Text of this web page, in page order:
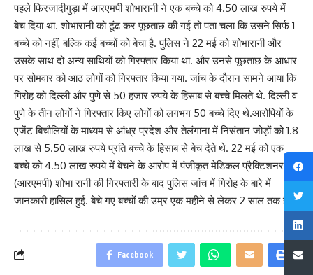
पहले फिरजादीगुड़ा में आरएमपी शोभारानी ने एक बच्चे को 4.50 लाख रुपये में
बेच दिया था. शोभारानी को ढूंढ कर पूछताछ की गई तो पता चला कि उसने सिर्फ 1
बच्चे को नहीं, बल्कि कई बच्चों को बेचा है. पुलिस ने 22 मई को शोभारानी और
उसके साथ दो अन्य साथियों को गिरफ्तार किया था. और उनसे पूछताछ के आधार
पर सोमवार को आठ लोगों को गिरफ्तार किया गया. जांच के दौरान सामने आया कि
गिरोह को दिल्ली और पुणे से 50 हजार रुपये के हिसाब से बच्चे मिलते थे. दिल्ली व
पुणे के तीन लोगों ने गिरफ्तार किए लोगों को लगभग 50 बच्चे दिए थे.आरोपियों के
एजेंट बिचौलियों के माध्यम से आंध्र प्रदेश और तेलंगाना में निसंतान जोड़ों को 1.8
लाख से 5.50 लाख रुपये प्रति बच्चे के हिसाब से बेच देते थे. 22 मई को एक
बच्चे को 4.50 लाख रुपये में बेचने के आरोप में पंजीकृत मेडिकल प्रैक्टिशनर
(आरएमपी) शोभा रानी की गिरफ्तारी के बाद पुलिस जांच में गिरोह के बारे में
जानकारी हासिल हुई. बेचे गए बच्चों की उम्र एक महीने से लेकर 2 साल तक है.
Facebook